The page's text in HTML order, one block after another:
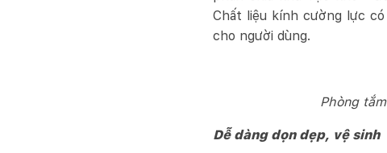
Chất liệu kính cường lực
cho người dùng.
Phòng
Dễ dàng dọn dẹp, vệ sinh